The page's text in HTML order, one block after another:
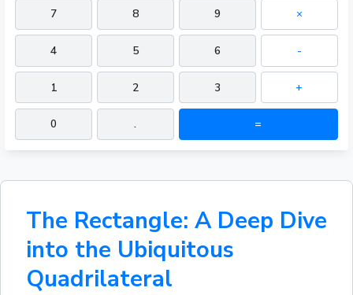
7 8 9 ×
4 5 6 -
1 2 3 +
0 . =
The Rectangle: A Deep Dive
into the Ubiquitous
Quadrilateral